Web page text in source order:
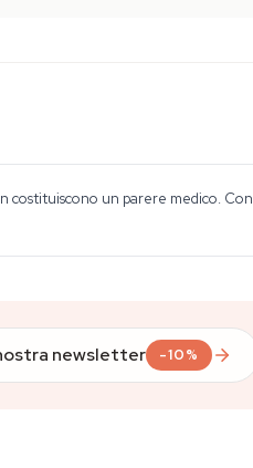
un parere medico.
newsletter -10%